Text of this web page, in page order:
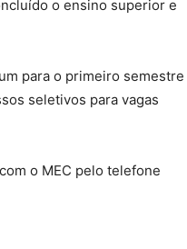
o ensino superior e
para o primeiro semestre
seletivos para vagas
o MEC pelo telefone